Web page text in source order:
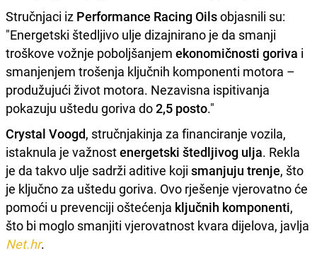
Stručnjaci iz Performance Racing Oilsobjasnili su:
"Energetski štedljivo ulje dizajnirano je da smanji
troškove vožnje poboljšanjem ekonomičnosti goriva i
smanjenjem trošenja ključnih komponenti motora –
produžujući život motora. Nezavisna ispitivanja
pokazuju uštedu goriva do2,5 posto."
Crystal Voogd, stručnjakinja za financiranje vozila,
istaknula je važnostenergetski štedljivog ulja. Rekla
je da takvo ulje sadrži aditive koji smanjuju trenje, što
je ključno za uštedu goriva. Ovo rješenje vjerovatno će
pomoći u prevenciji oštećenja ključnih komponenti,
što bi moglo smanjiti vjerovatnost kvara dijelova, javlja
Net.hr.